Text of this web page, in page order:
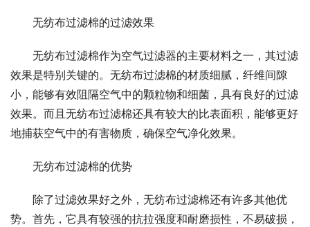
无纺布过滤棉的过滤效果
无纺布过滤棉作为空气过滤器的主要材料之一，其过滤
效果是特别关键的。无纺布过滤棉的材质细腻，纤维间隙
小，能够有效阻隔空气中的颗粒物和细菌，具有良好的过滤
效果。而且无纺布过滤棉还具有较大的比表面积，能够更好
地捕获空气中的有害物质，确保空气净化效果。
无纺布过滤棉的优势
除了过滤效果好之外，无纺布过滤棉还有许多其他优
势。首先，它具有较强的抗拉强度和耐磨损性，不易破损，